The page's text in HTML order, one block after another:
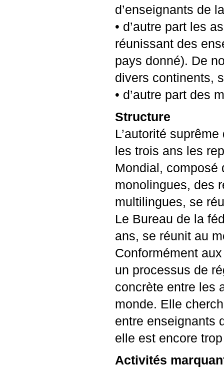
d’enseignants de
• d’autre part les
réunissant des
pays donné). De
divers continents,
• d’autre part des
Structure
L’autorité
les trois ans les
Mondial, composé
monolingues, des
multilingues, se
Le Bureau de la
ans, se réunit au
Conformément
un processus de
concrète entre les
monde. Elle
entre enseignants
elle est encore
Activités